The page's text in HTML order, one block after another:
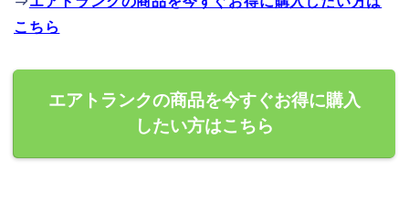
こちら
エアトランクの商品を今すぐお得に購入
したい方はこちら